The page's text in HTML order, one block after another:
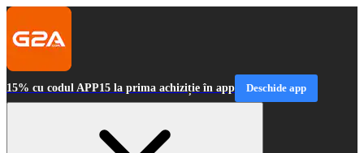
15% cu codul APP15 la prima achiziție în app Deschide app